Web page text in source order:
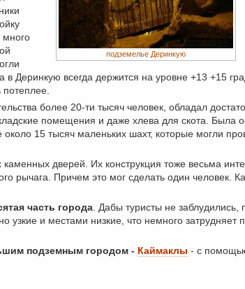
подземелье Деринкую
много
в Деринкую всегда держится на уровне +13 +15
более 20-ти тысяч человек, обладал
помещения и даже хлева для скота. Была
15 тысяч маленьких шахт, которые могли
дверей. Их конструкция тоже весьма
рычага. Причем это мог сделать один человек.
часть города . Дабы туристы не заблудились,
и местами низкие, что немного затрудняет
подземным городом - Каймаклы - с